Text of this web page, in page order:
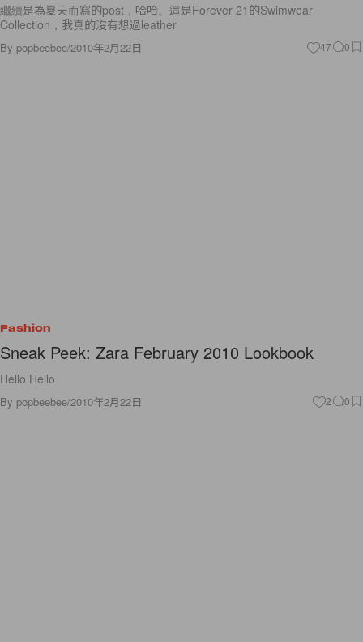
繼續是為夏天而寫的post，哈哈。這是Forever 21的Swimwear
Collection，我真的沒有想過leather
By popbeebee/2010年2月22日 47 0
Fashion
Sneak Peek: Zara February 2010 Lookbook
Hello Hello
By popbeebee/2010年2月22日 2 0